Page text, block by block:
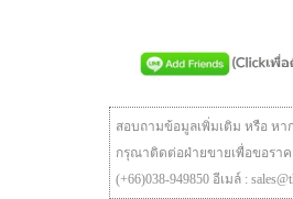
สอบถามข้อมูลเพิ่มเติม หรือ ห
กรุณาติดต่อฝ่ายขายเพื่อขอราค
(+66)038-949850 อีเมล์ :